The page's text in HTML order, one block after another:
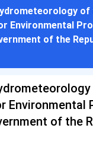
of
Environmental
of the
Environmental
of the